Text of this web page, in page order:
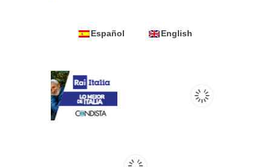
Español English